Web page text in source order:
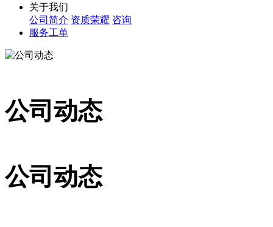
关于我们
公司简介 资质荣耀 咨询
服务工单
公司动态
公司动态